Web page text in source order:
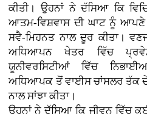
ਕੀਤੀ। ਉਹਨਾਂ ਨੇ ਦੱਸਿਆ ਕਿ
ਆਤਮ-ਵਿਸ਼ਵਾਸ ਦੀ ਘਾਟ ਨੂੰ
ਸਵੈ-ਮਿਹਨਤ ਨਾਲ ਦੂਰ ਕੀਤਾ।
ਅਧਿਆਪਨ ਖੇਤਰ ਵਿੱਚ
ਯੂਨੀਵਰਸਿਟੀਆਂ ਵਿੱਚ
ਅਧਿਆਪਕ ਤੋਂ ਵਾਈਸ ਚਾਂਸਲਰ ਤੱਕ ਦੇ
ਨਾਲ ਸਾਂਝਾ ਕੀਤਾ।
ਉਹਨਾਂ ਨੇ ਦੱਸਿਆ ਕਿ ਜੀਵਨ ਵਿੱਚ